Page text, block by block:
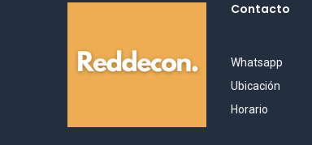
Contacto
Whatsapp
Ubicación
Horario